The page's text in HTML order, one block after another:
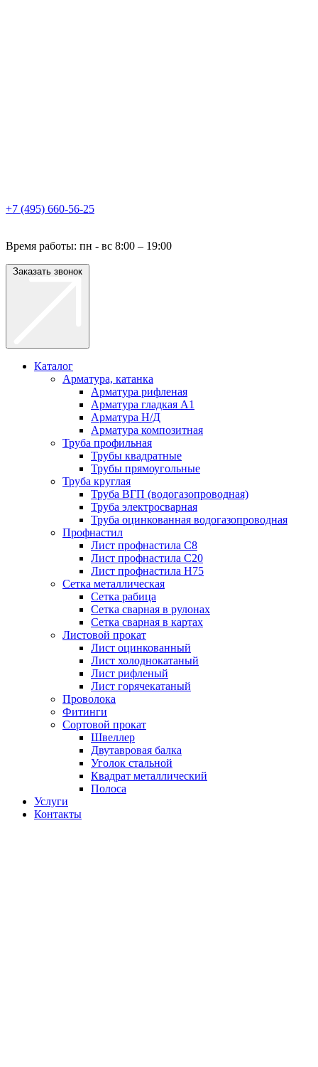
+7 (495) 660-56-25
Время работы: пн - вс 8:00 – 19:00
Заказать звонок
Каталог
Арматура, катанка
Арматура рифленая
Арматура гладкая A1
Арматура Н/Д
Арматура композитная
Труба профильная
Трубы квадратные
Трубы прямоугольные
Труба круглая
Труба ВГП (водогазопроводная)
Труба электросварная
Труба оцинкованная водогазопроводная
Профнастил
Лист профнастила С8
Лист профнастила С20
Лист профнастила Н75
Сетка металлическая
Сетка рабица
Сетка сварная в рулонах
Сетка сварная в картах
Листовой прокат
Лист оцинкованный
Лист холоднокатаный
Лист рифленый
Лист горячекатаный
Проволока
Фитинги
Сортовой прокат
Швеллер
Двутавровая балка
Уголок стальной
Квадрат металлический
Полоса
Услуги
Контакты